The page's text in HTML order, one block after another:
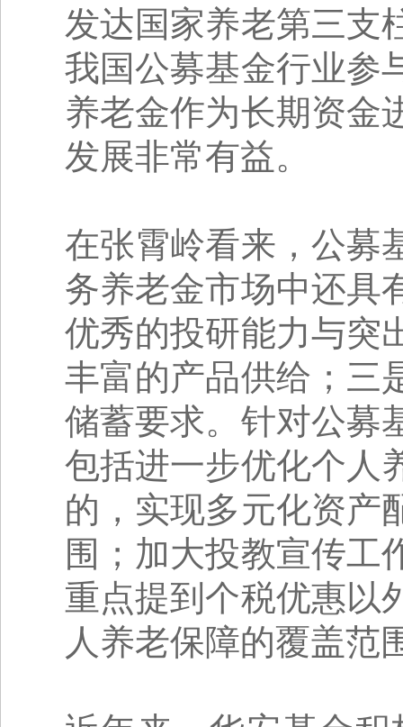
发达国家养老第三支
我国公募基金行业参
养老金作为长期资金
发展非常有益。
在张霄岭看来，公募
务养老金市场中还具
优秀的投研能力与突
丰富的产品供给；三
储蓄要求。针对公募
包括进一步优化个人
的，实现多元化资产
围；加大投教宣传工
重点提到个税优惠以
人养老保障的覆盖范